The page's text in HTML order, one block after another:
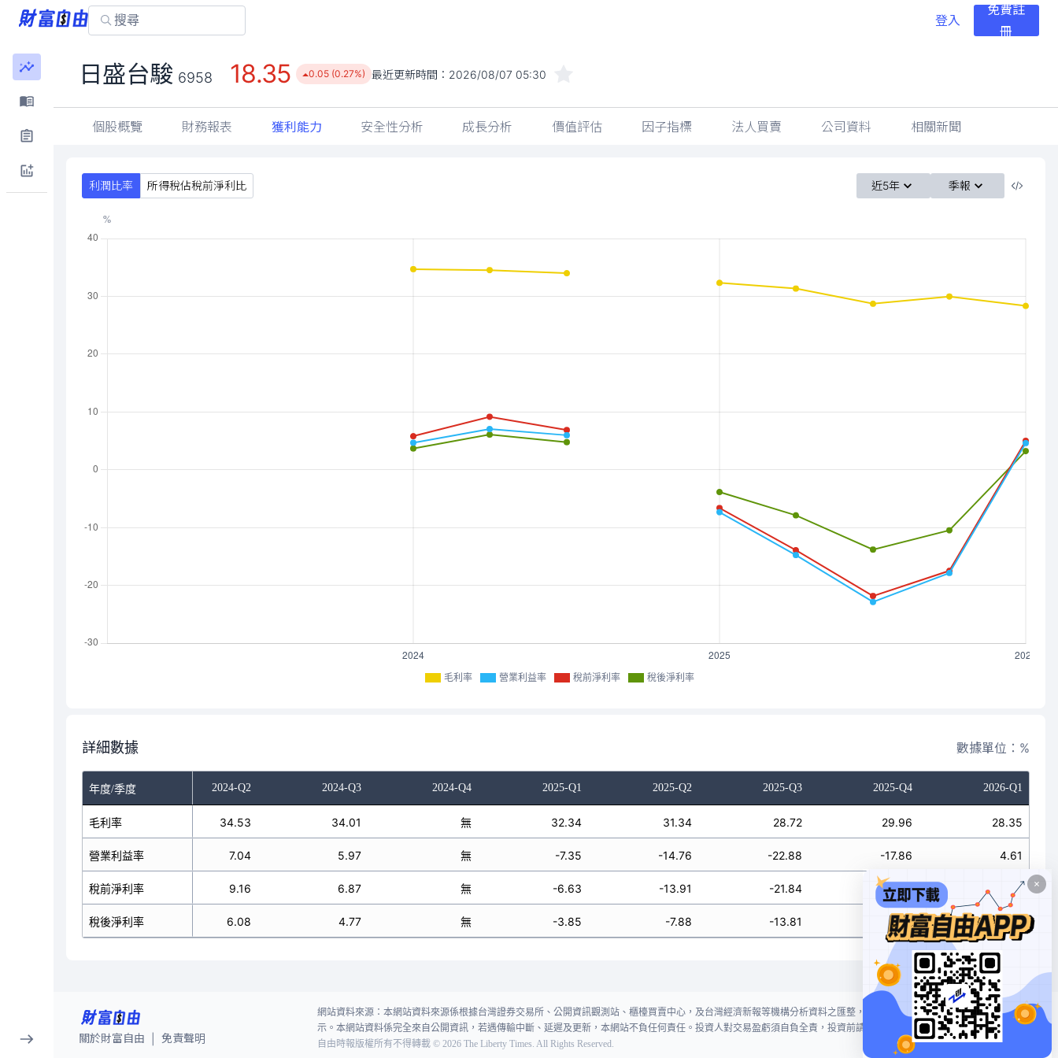
登入
免費註
冊
日盛台駿 6958 18.35 0.05 (0.27%) 最近更新時間： 2026/08/07 05:30
個股概覽 財務報表 獲利能力 安全性分析 成長分析 價值評估 因子指標 法人買賣 公司資料 相關新聞
利潤比率 所得稅佔稅前淨利比 近5年 季報
毛利率 營業利益率 稅前淨利率 稅後淨利率
詳細數據 數據單位：%
年度/季度
2024-Q1 2024-Q2 2024-Q3 2024-Q4 2025-Q1 2025-Q2 2025-Q3 2025-Q4 2026-Q1
毛利率
營業利益率
稅前淨利率
稅後淨利率
34.70 34.53 34.01 無 32.34 31.34 28.72 29.96 28.35
4.67 7.04 5.97 無 -7.35 -14.76 -22.88 -17.86 4.61
5.81 9.16 6.87 無 -6.63 -13.91 -21.84 -17.48 5.00
3.68 6.08 4.77 無 -3.85 -7.88 -13.81 -10.48 3.22
關於財富自由 免責聲明
網站資料來源：本網站資料來源係根據台灣證券交易所、公開資訊觀測站、櫃檯買賣中心，及台灣經濟新報等機構分析資料之匯整，本網站對投資人買賣不作任何建議或暗
示。本網站資料係完全來自公開資訊，若遇傳輸中斷、延遲及更新，本網站不負任何責任。投資人對交易盈虧須自負全責，投資前請謹慎評估風險。
自由時報版權所有不得轉載 © 2026 The Liberty Times. All Rights Reserved.